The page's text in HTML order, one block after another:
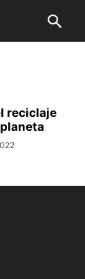
reciclaje